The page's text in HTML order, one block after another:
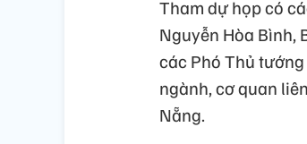
Tham dự họp có
Nguyễn Hòa Bình,
các Phó Thủ
ngành, cơ quan
Nẵng.